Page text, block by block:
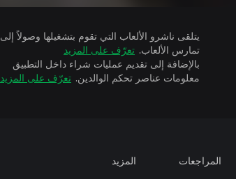
تمارس الألعاب. تعرّف على المزيد
بالإضافة إلى تقديم عمليات شراء داخل التطبيق
معلومات عناصر تحكم الوالدين. تعرّف على المزيد
المراجعات المزيد